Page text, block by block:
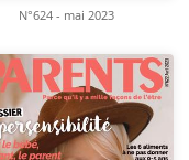
N°624 - mai 2023